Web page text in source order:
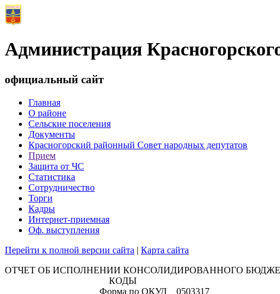
Администрация
официальный сайт
Главная
О районе
Сельские поселения
Документы
Красногорский районный Совет народных депутатов
Прием
Защита от ЧС
Статистика
Сотрудничество
Торги
Кадры
Интернет-приемная
Оф. выступления
Перейти к полной версии сайта | Карта сайта
ОТЧЕТ ОБ ИСПОЛНЕНИИ
КОДЫ
Форма по ОКУД 0503317